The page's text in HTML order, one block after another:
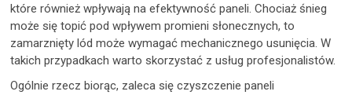
które również wpływają na efektywność paneli. Chociaż śnieg
może się topić pod wpływem promieni słonecznych, to
zamarznięty lód może wymagać mechanicznego usunięcia. W
takich przypadkach warto skorzystać z usług profesjonalistów.
Ogólnie rzecz biorąc, zaleca się czyszczenie paneli